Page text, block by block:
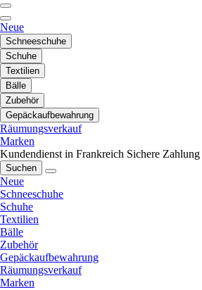
Neue
Schneeschuhe
Schuhe
Textilien
Bälle
Zubehör
Gepäckaufbewahrung
Räumungsverkauf
Marken
Kundendienst in Frankreich Sichere Zahlung
Suchen
Neue
Schneeschuhe
Schuhe
Textilien
Bälle
Zubehör
Gepäckaufbewahrung
Räumungsverkauf
Marken